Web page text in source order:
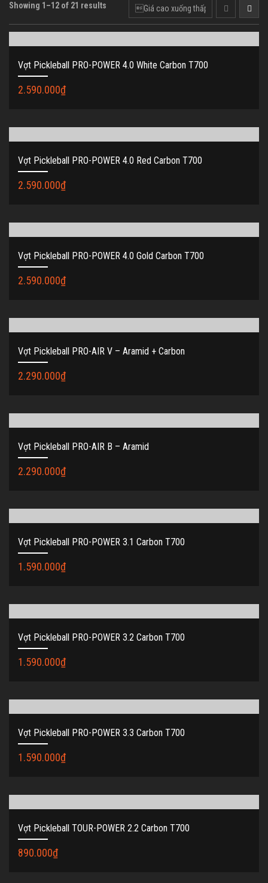
Showing 1–12 of 21 results
Vợt Pickleball PRO-POWER 4.0 White Carbon T700
2.590.000₫
Vợt Pickleball PRO-POWER 4.0 Red Carbon T700
2.590.000₫
Vợt Pickleball PRO-POWER 4.0 Gold Carbon T700
2.590.000₫
Vợt Pickleball PRO-AIR V – Aramid + Carbon
2.290.000₫
Vợt Pickleball PRO-AIR B – Aramid
2.290.000₫
Vợt Pickleball PRO-POWER 3.1 Carbon T700
1.590.000₫
Vợt Pickleball PRO-POWER 3.2 Carbon T700
1.590.000₫
Vợt Pickleball PRO-POWER 3.3 Carbon T700
1.590.000₫
Vợt Pickleball TOUR-POWER 2.2 Carbon T700
890.000₫